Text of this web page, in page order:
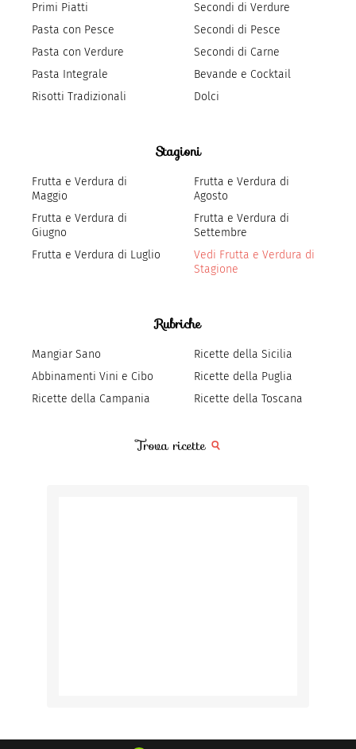
Primi Piatti
Pasta con Pesce
Pasta con Verdure
Pasta Integrale
Risotti Tradizionali
Secondi di Verdure
Secondi di Pesce
Secondi di Carne
Bevande e Cocktail
Dolci
Stagioni
Frutta e Verdura di
Maggio
Frutta e Verdura di
Giugno
Frutta e Verdura di Luglio
Frutta e Verdura di
Agosto
Frutta e Verdura di
Settembre
Vedi Frutta e Verdura di
Stagione
Rubriche
Mangiar Sano
Abbinamenti Vini e Cibo
Ricette della Campania
Ricette della Sicilia
Ricette della Puglia
Ricette della Toscana
Trova ricette